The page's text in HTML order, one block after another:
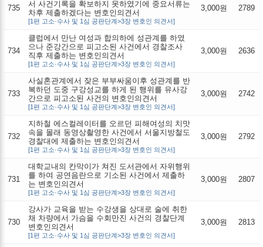
735
서 사건기록을 확보하지 못하였기에 중요서류는
차후 제출하겠다는 변호인의견서
[1편 고소·수사 및 1심 공판단계>3장 변호인 의견서]
3,000원 2789
734
클럽에서 만난 여성과 합의하에 성관계를 하였
으나 준강간으로 피고소된 사건에서 경찰조사
직후 제출하는 변호인의견서
[1편 고소·수사 및 1심 공판단계>3장 변호인 의견서]
3,000원 2636
733
사실혼관계에서 잦은 부부싸움이후 성관계를 반
복하던 도중 구강성교를 하게 된 행위를 유사강
간으로 피고소된 사건의 변호인의견서
[1편 고소·수사 및 1심 공판단계>3장 변호인 의견서]
3,000원 2742
732
지하철 에스컬레이터를 오르던 피해여성의 치맛
속을 몰래 동영상촬영한 사건에서 서울지방철도
경찰대에 제출하는 변호인의견서
[1편 고소·수사 및 1심 공판단계>3장 변호인 의견서]
3,000원 2792
731
대학교내의 칸막이가 쳐진 도서관에서 자위행위
를 하여 공연음란으로 기소된 사건에서 제출하
는 변호인의견서
[1편 고소·수사 및 1심 공판단계>3장 변호인 의견서]
3,000원 2807
730
강사가 교육을 받는 수강생을 상대로 술에 취한
채 차량에서 가슴을 수회만진 사건의 경찰단계
변호인의견서
[1편 고소·수사 및 1심 공판단계>3장 변호인 의견서]
3,000원 2813